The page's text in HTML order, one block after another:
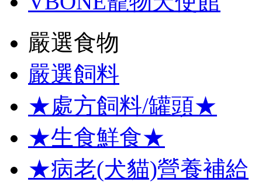
嚴選食物
嚴選飼料
★處方飼料/罐頭★
★生食鮮食★
★病老(犬貓)營養補給